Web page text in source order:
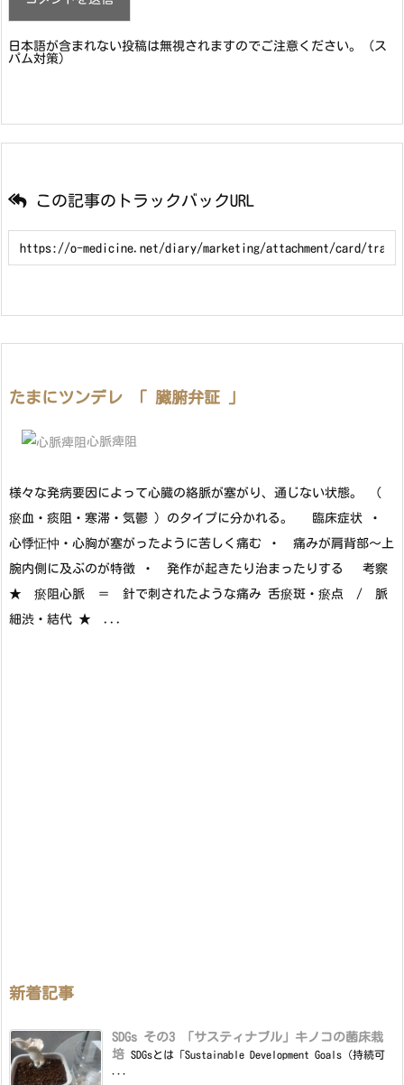
日本語が含まれない投稿は無視されますのでご注意ください。（ス
パム対策）
この記事のトラックバックURL
たまにツンデレ 「 臓腑弁証 」
心脈痺阻
様々な発病要因によって心臓の絡脈が塞がり、通じない状態。 （
瘀血・痰阻・寒滞・気鬱 ）のタイプに分かれる。 臨床症状 ・
心悸怔忡・心胸が塞がったように苦しく痛む ・ 痛みが肩背部～上
腕内側に及ぶのが特徴 ・ 発作が起きたり治まったりする 考察
★ 瘀阻心脈 ＝ 針で刺されたような痛み 舌瘀斑・瘀点 / 脈
細渋・結代 ★ ...
新着記事
SDGs その3 「サスティナブル」キノコの菌床栽
培 SDGsとは「Sustainable Development Goals（持続可
...